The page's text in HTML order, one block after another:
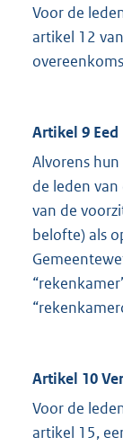
Voor de
artikel 12
Artikel 9 Eed
Alvorens
de leden
van de
belofte) als
Artikel 10
Voor de
artikel 15,